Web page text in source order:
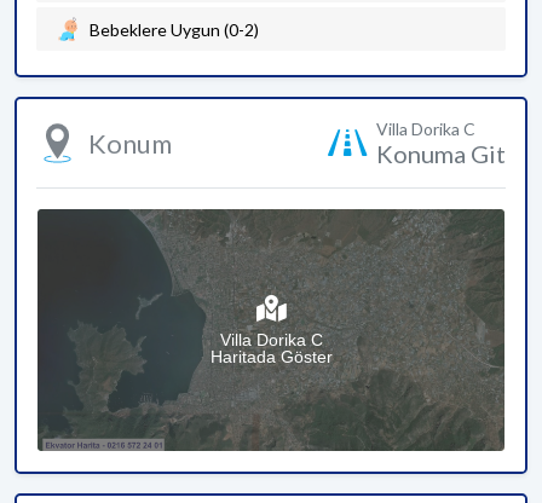
Bebeklere Uygun (0-2)
Konum Villa Dorika C
Konuma Git
Villa Dorika C
Haritada Göster